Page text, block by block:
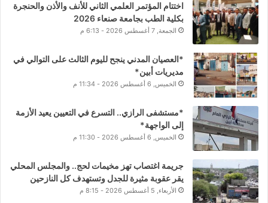
اختتام المؤتمر العلمي الثاني للأنف والأذن والحنجرة
بكلية الطب بجامعة صنعاء 2026
الجمعة, 7 أغسطس 2026 - 6:13 م
*العصيان المدني ينجح لليوم الثالث على التوالي في
مديريات أبين*
الخميس, 6 أغسطس 2026 - 11:34 م
*مستشفى الرازي.. التسرع في التعيين يعيد الأزمة
إلى الواجهة*
الخميس, 6 أغسطس 2026 - 11:30 م
جريمة اغتصاب تهز مخيمات لحج.. والمجلس المحلي
يقر عقوبة مثيرة للجدل وتستهدف كل النازحين
الأربعاء, 5 أغسطس 2026 - 8:15 م